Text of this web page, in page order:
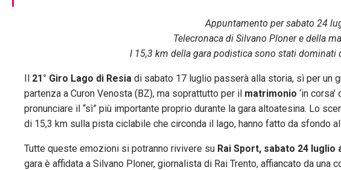
Appuntamento per sabato 24
Telecronaca di Silvano Ploner e della
I 15,3 km della gara podistica sono stati dominati
Il 21° Giro Lago di Resia di sabato 17 luglio passerà alla storia, sì per un
partenza a Curon Venosta (BZ), ma soprattutto per il matrimonio ‘in corsa’
pronunciare il “sì” più importante proprio durante la gara altoatesina. Lo
di 15,3 km sulla pista ciclabile che circonda il lago, hanno fatto da sfondo
Tutte queste emozioni si potranno rivivere su Rai Sport, sabato 24 luglio
gara è affidata a Silvano Ploner, giornalista di Rai Trento, affiancato da una